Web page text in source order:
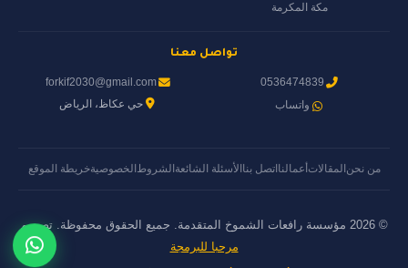
مكة المكرمة
تواصل معنا
0536474839
واتساب
forkif2030@gmail.com
حي عكاظ، الرياض
من نحنالمقالات أعمالنااتصل بناالأسئلة الشائعةالشروط الخصوصيةخريطة الموقع
© 2026 مؤسسة رافعات الشموخ المتقدمة. جميع الحقوق محفوظة. تصميم
مرحبا للبرمجة